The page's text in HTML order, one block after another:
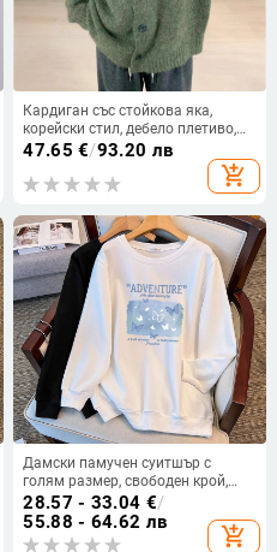
Кардиган със стойкова яка,
корейски стил, дебело плетиво,
дълги ръкави, полиестерна тъкан
47.65 €/93.20 лв
add_shopping_cart
Дамски памучен суитшър с
голям размер, свободен крой,
есенно-зимна, кръгло деколте,
дълги ръкави, средна дължина,
бюст 150/160 см, размер L
28.57 - 33.04 €/
55.88 - 64.62 лв
add_shopping_cart